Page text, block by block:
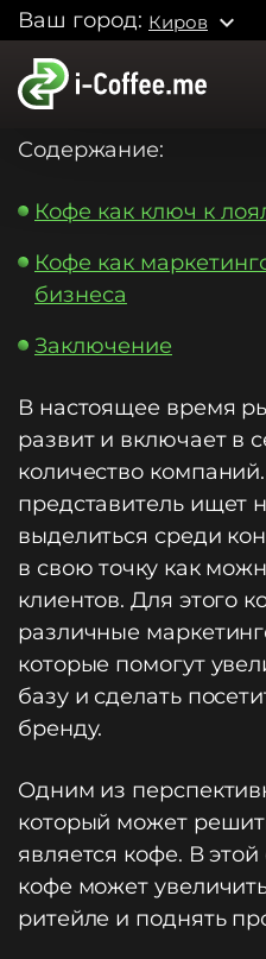
Ваш город: Киров expand_more
Содержание:
Кофе как ключ к
Кофе как
бизнеса
Заключение
В настоящее время
развит и включает в
количество
представитель ищет
выделиться среди
в свою точку как
клиентов. Для этого
различные
которые помогут
базу и сделать
бренду.
Одним из
который может
является кофе. В
кофе может
ритейле и поднять